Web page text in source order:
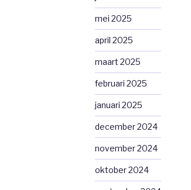
mei 2025
april 2025
maart 2025
februari 2025
januari 2025
december 2024
november 2024
oktober 2024